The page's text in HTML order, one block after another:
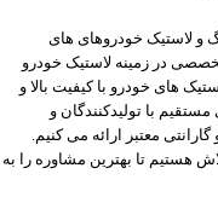
و لاستیک خودروهای های
در زمینه لاستیک خودرو
لاستیک های خودرو با کیفیت بالا و
با تولیدکنندگان و
معتبر ارائه می کنیم.
هستیم تا بهترین مشاوره را به